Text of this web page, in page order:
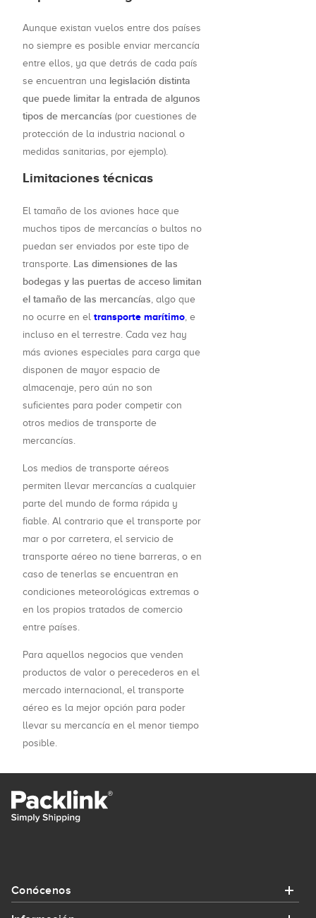
Aunque existan vuelos entre dos países
no siempre es posible enviar mercancía
entre ellos, ya que detrás de cada país
se encuentran una legislación distinta
que puede limitar la entrada de algunos
tipos de mercancías (por cuestiones de
protección de la industria nacional o
medidas sanitarias, por ejemplo).
Limitaciones técnicas
El tamaño de los aviones hace que
muchos tipos de mercancías o bultos no
puedan ser enviados por este tipo de
transporte. Las dimensiones de las
bodegas y las puertas de acceso limitan
el tamaño de las mercancías , algo que
no ocurre en el transporte marítimo , e
incluso en el terrestre. Cada vez hay
más aviones especiales para carga que
disponen de mayor espacio de
almacenaje, pero aún no son
suficientes para poder competir con
otros medios de transporte de
mercancías.
Los medios de transporte aéreos
permiten llevar mercancías a cualquier
parte del mundo de forma rápida y
fiable. Al contrario que el transporte por
mar o por carretera, el servicio de
transporte aéreo no tiene barreras, o en
caso de tenerlas se encuentran en
condiciones meteorológicas extremas o
en los propios tratados de comercio
entre países.
Para aquellos negocios que venden
productos de valor o perecederos en el
mercado internacional, el transporte
aéreo es la mejor opción para poder
llevar su mercancía en el menor tiempo
posible.
Conócenos